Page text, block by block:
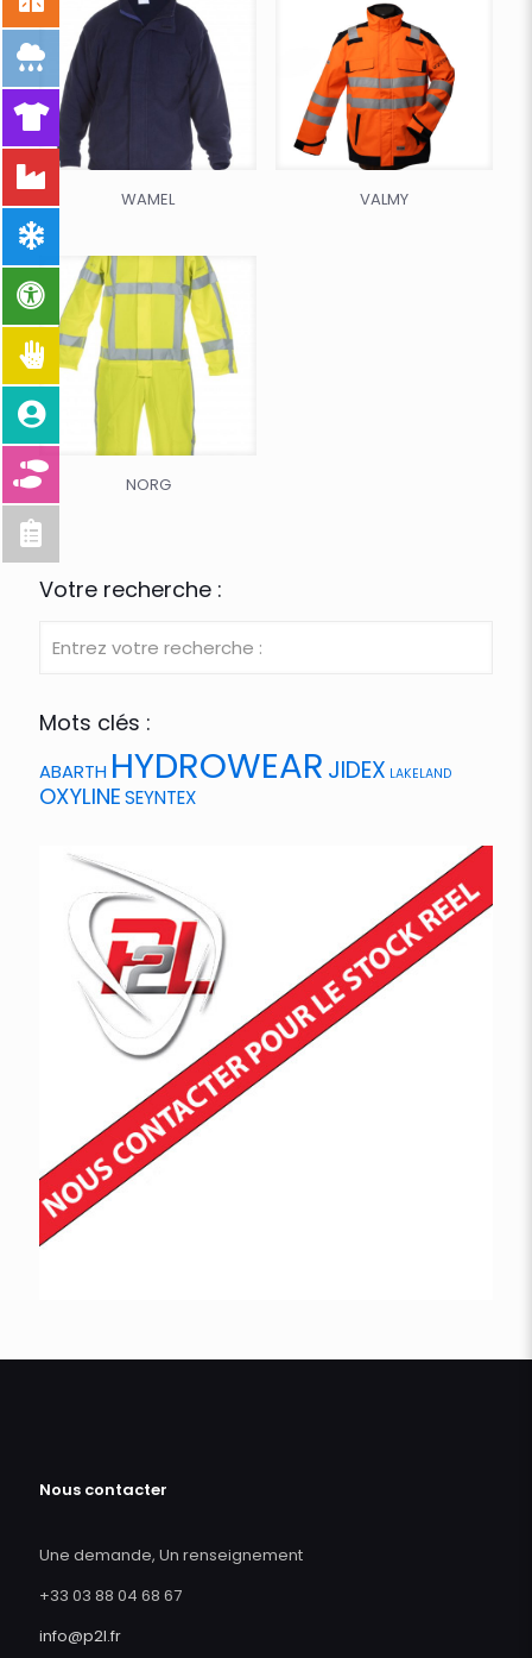
WAMEL VALMY
NORG
Votre recherche :
Mots clés :
ABARTH HYDROWEAR JIDEX LAKELAND
OXYLINESEYNTEX
Nous contacter
Une demande, Un renseignement
+33 03 88 04 68 67
info@p2l.fr